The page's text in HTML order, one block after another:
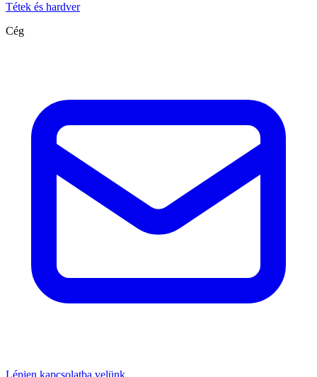
Tétek és hardver
Cég
Lépjen kapcsolatba velünk